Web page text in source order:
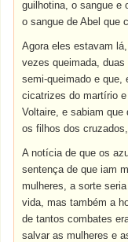
guilhotina, o sangue e
o sangue de Abel que
Agora eles estavam
vezes queimada,
semi-queimado e que,
cicatrizes do martírio
Voltaire, e sabiam que
os filhos dos
A notícia de que os
sentença de que iam
mulheres, a sorte
vida, mas também a
de tantos combates
salvar as mulheres e